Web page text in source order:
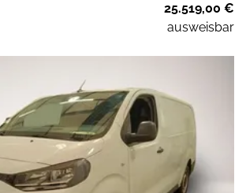
25.519,00 €
ausweisbar